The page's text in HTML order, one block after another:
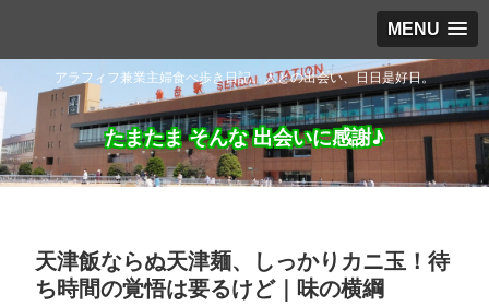
MENU
アラフィフ兼業主婦食べ歩き日記。人との出会い、日日是好日。
たまたま そんな 出会いに感謝♪
天津飯ならぬ天津麺、しっかりカニ玉！待
ち時間の覚悟は要るけど｜味の横綱